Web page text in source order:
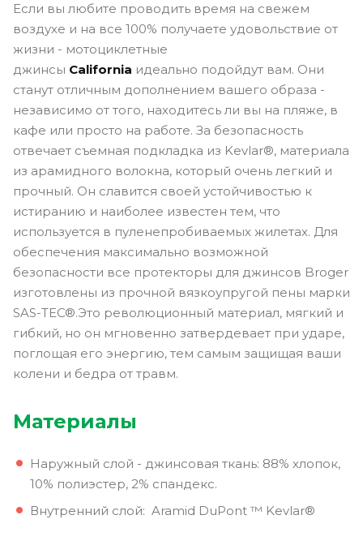
Если вы любите проводить время на свежем
воздухе и на все 100% получаете удовольствие от
жизни - мотоциклетные
джинсы California идеально подойдут вам. Они
станут отличным дополнением вашего образа -
независимо от того, находитесь ли вы на пляже, в
кафе или просто на работе. За безопасность
отвечает съемная подкладка из Kevlar®, материала
из арамидного волокна, который очень легкий и
прочный. Он славится своей устойчивостью к
истиранию и наиболее известен тем, что
используется в пуленепробиваемых жилетах. Для
обеспечения максимально возможной
безопасности все протекторы для джинсов Broger
изготовлены из прочной вязкоупругой пены марки
SAS-TEC®.Это революционный материал, мягкий и
гибкий, но он мгновенно затвердевает при ударе,
поглощая его энергию, тем самым защищая ваши
колени и бедра от травм.
Материалы
Наружный слой - джинсовая ткань: 88% хлопок,
10% полиэстер, 2% спандекс.
Внутренний слой: Aramid DuPont ™ Kevlar®